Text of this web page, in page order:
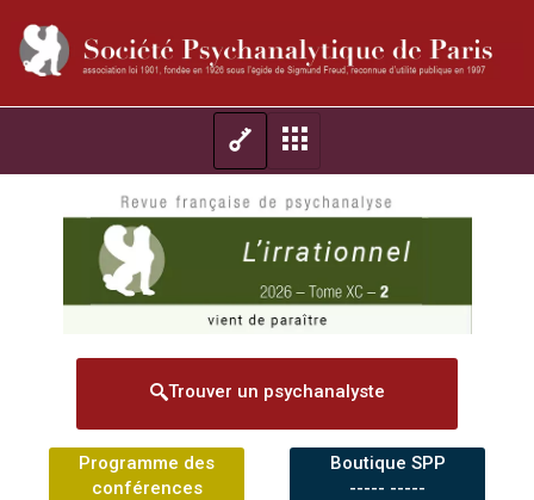
Trouver un psychanalyste
Programme des
conférences
Boutique SPP
----- -----